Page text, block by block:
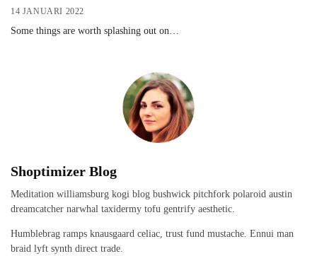
14 JANUARI 2022
Some things are worth splashing out on…
Shoptimizer Blog
Meditation williamsburg kogi blog bushwick pitchfork polaroid austin
dreamcatcher narwhal taxidermy tofu gentrify aesthetic.
Humblebrag ramps knausgaard celiac, trust fund mustache. Ennui man
braid lyft synth direct trade.